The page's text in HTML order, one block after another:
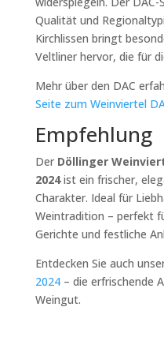
Qualität und
Kirchlissen bringt
Veltliner hervor, die für
Mehr über den DAC
Seite zum Weinviertel
Empfehlung
Der Döllinger
2024ist ein frischer,
Charakter. Ideal für
Weintradition – perfekt
Gerichte und festliche
Entdecken Sie auch
2024– die erfrischende
Weingut.